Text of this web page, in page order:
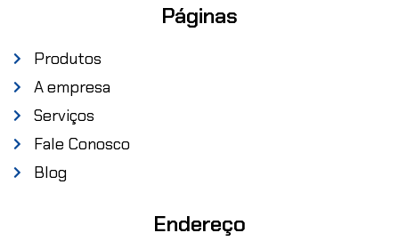
Páginas
Produtos
A empresa
Serviços
Fale Conosco
Blog
Endereço